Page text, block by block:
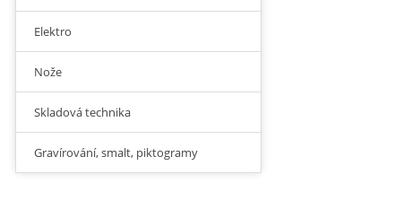
Elektro
Nože
Skladová technika
Gravírování, smalt, piktogramy